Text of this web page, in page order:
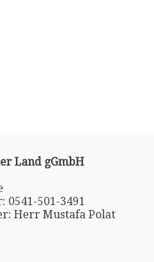
Land gGmbH
0541-501-3491
Herr Mustafa Polat